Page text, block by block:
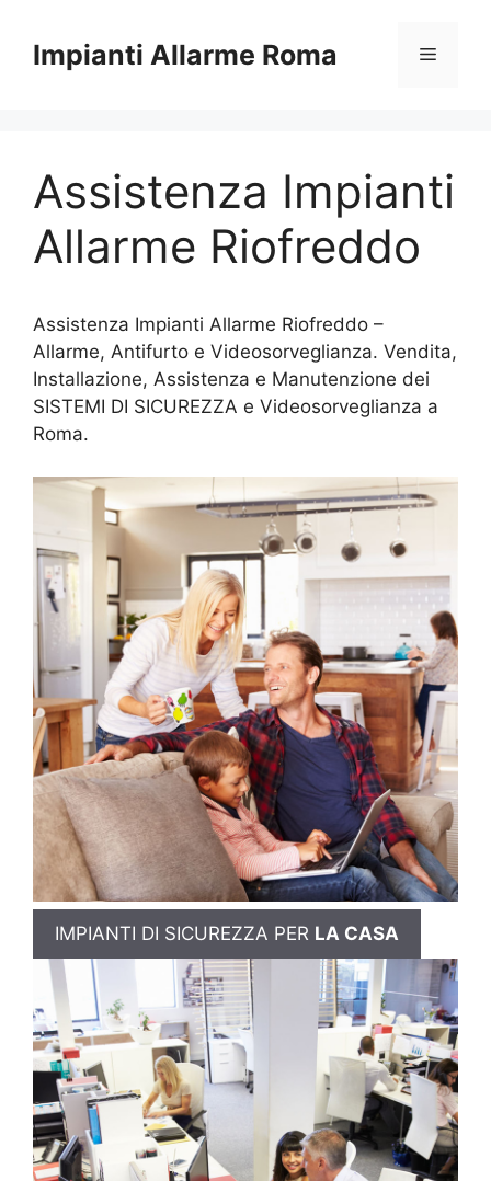
contenuto
Impianti Allarme Roma Menu
Assistenza Impianti
Allarme Riofreddo
Assistenza Impianti Allarme Riofreddo –
Allarme, Antifurto e Videosorveglianza. Vendita,
Installazione, Assistenza e Manutenzione dei
SISTEMI DI SICUREZZA e Videosorveglianza a
Roma.
IMPIANTI DI SICUREZZA PER LA CASA